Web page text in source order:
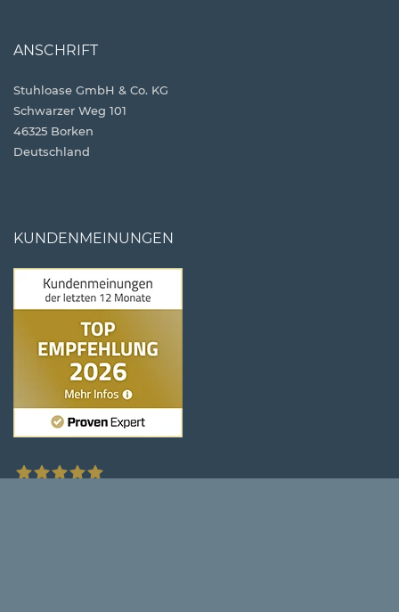
ANSCHRIFT
Stuhloase GmbH & Co. KG
Schwarzer Weg 101
46325 Borken
Deutschland
KUNDENMEINUNGEN